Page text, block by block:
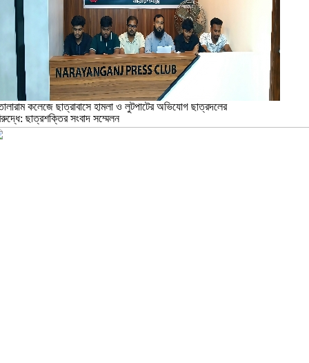
কলেজে ছাত্রাবাসে হামলা ও লুটপাটের অভিযোগ ছাত্রদলের
ছাত্রশক্তির সংবাদ সম্মেলন